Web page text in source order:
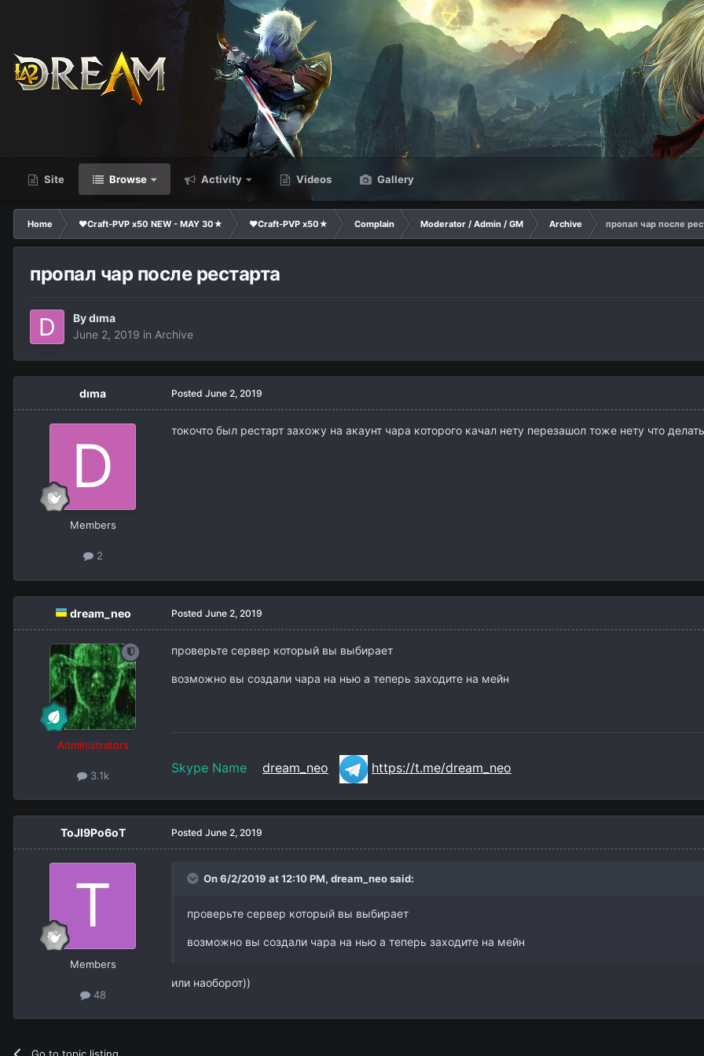
Site Browse Activity Videos Gallery
Home ❤Craft-PVP x50 NEW - MAY 30★ ❤Craft-PVP x50★ Complain Moderator / Admin / GM Archive
пропал чар после
пропал чар после рестарта
Bydıma
June 2, 2019 in Archive
dıma
Members
2
Posted June 2, 2019
токочто был рестарт захожу на акаунт чара которого качал нету перезашол тоже нету что
dream_neo
Administrators
3.1k
Posted June 2, 2019
проверьте сервер который вы выбирает
возможно вы создали чара на нью а теперь заходите на мейн
Skype Name dream_neo https://t.me/dream_neo
ToJI9Po6оT
Members
48
Posted June 2, 2019
On 6/2/2019 at 12:10 PM, dream_neosaid:
проверьте сервер который вы выбирает
возможно вы создали чара на нью а теперь заходите на мейн
или наоборот))